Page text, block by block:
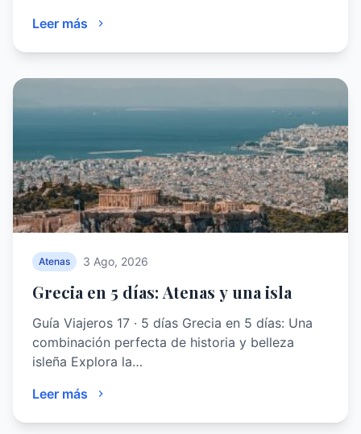
Leer más
Atenas 3 Ago, 2026
Grecia en 5 días: Atenas y una isla
Guía Viajeros 17 · 5 días Grecia en 5 días: Una
combinación perfecta de historia y belleza
isleña Explora la…
Leer más